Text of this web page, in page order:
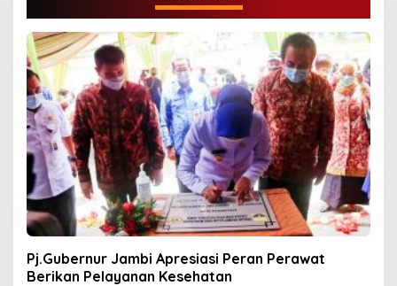
Pj.Gubernur Jambi Apresiasi Peran Perawat
Berikan Pelayanan Kesehatan